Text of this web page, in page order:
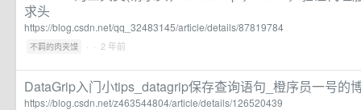
求头
https://blog.csdn.net/qq_32483145/article/details/87819784
不羁的肉夹馍 · · 2 年前
DataGrip入门小tips_datagrip保存查询语句_橙序员一号的
https://blog.csdn.net/z463544804/article/details/126520439